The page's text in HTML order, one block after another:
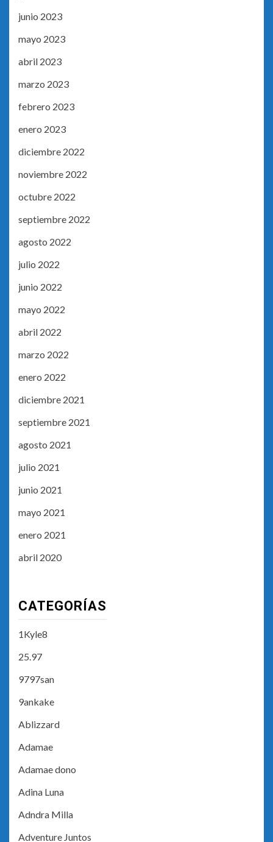
junio 2023
mayo 2023
abril 2023
marzo 2023
febrero 2023
enero 2023
diciembre 2022
noviembre 2022
octubre 2022
septiembre 2022
agosto 2022
julio 2022
junio 2022
mayo 2022
abril 2022
marzo 2022
enero 2022
diciembre 2021
septiembre 2021
agosto 2021
julio 2021
junio 2021
mayo 2021
enero 2021
abril 2020
CATEGORÍAS
1Kyle8
25.97
9797san
9ankake
Ablizzard
Adamae
Adamae dono
Adina Luna
Adndra Milla
Adventure Juntos